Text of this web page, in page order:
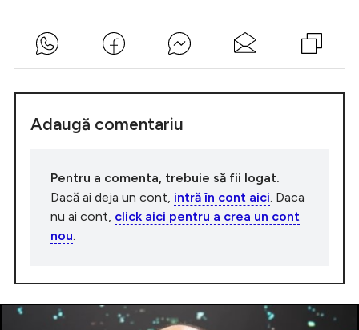
Adaugă comentariu
Pentru a comenta, trebuie să fii logat.
Dacă ai deja un cont, intră în cont aici . Daca
nu ai cont, click aici pentru a crea un cont
nou